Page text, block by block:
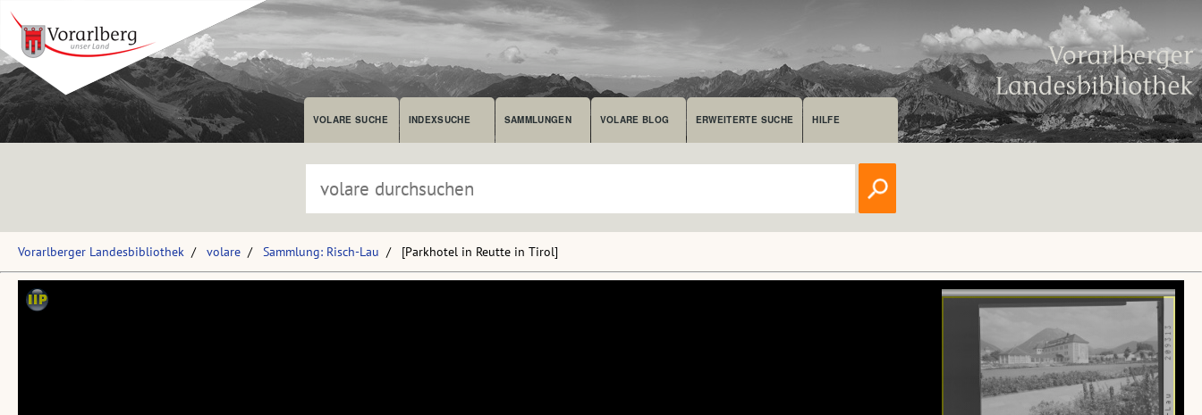
VOLARE SUCHE INDEXSUCHE SAMMLUNGEN VOLARE BLOG ERWEITERTE SUCHE HILFE
Vorarlberger Landesbibliothek volare Sammlung: Risch-Lau [Parkhotel in Reutte in Tirol]